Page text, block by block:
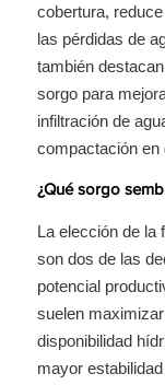
cobertura,
las pérdidas de
también
sorgo para
infiltración de
compactación en
¿Qué sorgo
La elección de la
son dos de las
potencial
suelen
disponibilidad
mayor